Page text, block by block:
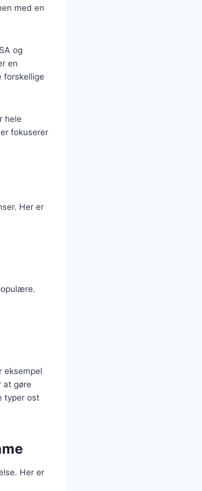
med en
og
en
forskellige
hele
fokuserer
Her er
eksempel
at gøre
typer ost
Her er